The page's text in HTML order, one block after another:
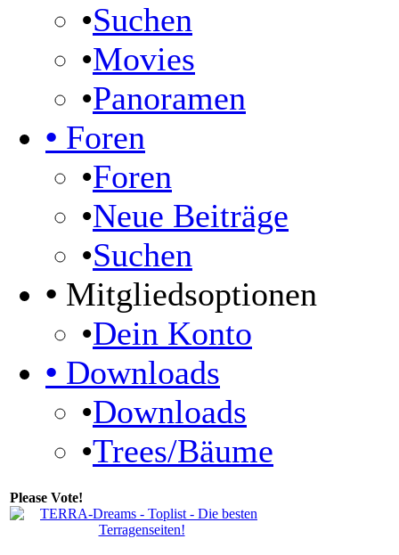
•Suchen
•Movies
•Panoramen
• Foren
•Foren
•Neue Beiträge
•Suchen
• Mitgliedsoptionen
•Dein Konto
• Downloads
•Downloads
•Trees/Bäume
Please Vote!